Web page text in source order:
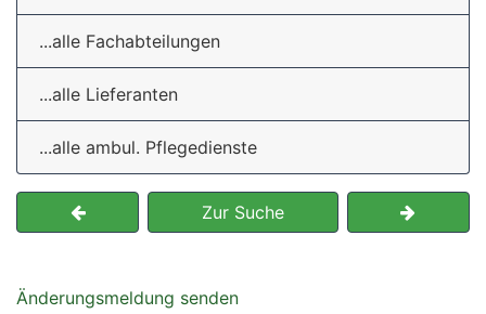
...alle Fachabteilungen
...alle Lieferanten
...alle ambul. Pflegedienste
Zur Suche
Änderungsmeldung senden